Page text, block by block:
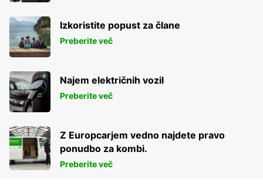
Izkoristite popust za člane
Preberite več
Najem električnih vozil
Preberite več
Z Europcarjem vedno najdete pravo
ponudbo za kombi.
Preberite več